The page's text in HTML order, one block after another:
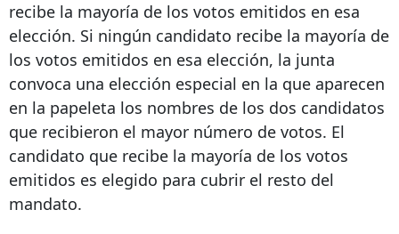
recibe la mayoría de los votos emitidos en esa
elección. Si ningún candidato recibe la mayoría de
los votos emitidos en esa elección, la junta
convoca una elección especial en la que aparecen
en la papeleta los nombres de los dos candidatos
que recibieron el mayor número de votos. El
candidato que recibe la mayoría de los votos
emitidos es elegido para cubrir el resto del
mandato.